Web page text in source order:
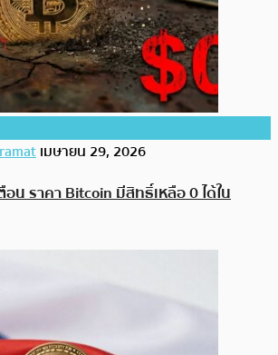
เมษายน 29, 2026
น ราคา Bitcoin มีสิทธิ์เหลือ 0 ได้ใน